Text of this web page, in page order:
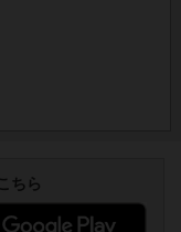
ちら